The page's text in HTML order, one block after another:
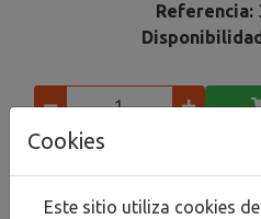
Referencia:
Cookies
Este sitio utiliza cookies